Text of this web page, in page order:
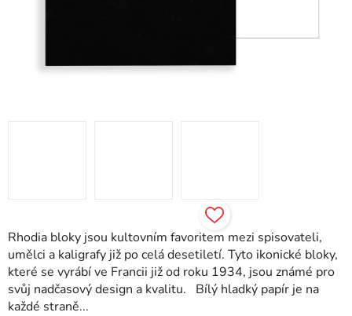
Rhodia bloky jsou kultovním favoritem mezi spisovateli,
umělci a kaligrafy již po celá desetiletí. Tyto ikonické bloky,
které se vyrábí ve Francii již od roku 1934, jsou známé pro
svůj nadčasový design a kvalitu. Bílý hladký papír je na
každé straně...